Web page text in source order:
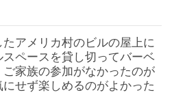
アメリカ村のビルの屋上に
ペースを貸し切ってバーベ
家族の参加がなかったのが
せず楽しめるのがよかった